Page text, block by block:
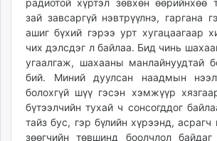
toim.mn
tac.mn
paparazzi.mn
unread.today
зай завсаргүй нэвтрүүлнэ, гаргана
ашиг бүхий гэрээ урт хугацаагаар
чих дэлсдэг л байлаа. Бид чинь
угаалгаж, шахааны манлайнуудтай
бий. Миний дуулсан наадмын
болохгүй шүү гэсэн хэмжүүр
бүтээлчийн тухай ч сонсогддог
тайз бус, гэр бүлийн хүрээнд, асрагч
зөөгчийн төвшинд боолчлол